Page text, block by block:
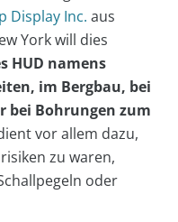
Display Inc. aus
York will dies
HUD namens
im Bergbau, bei
bei Bohrungen zum
vor allem dazu,
zu waren,
oder